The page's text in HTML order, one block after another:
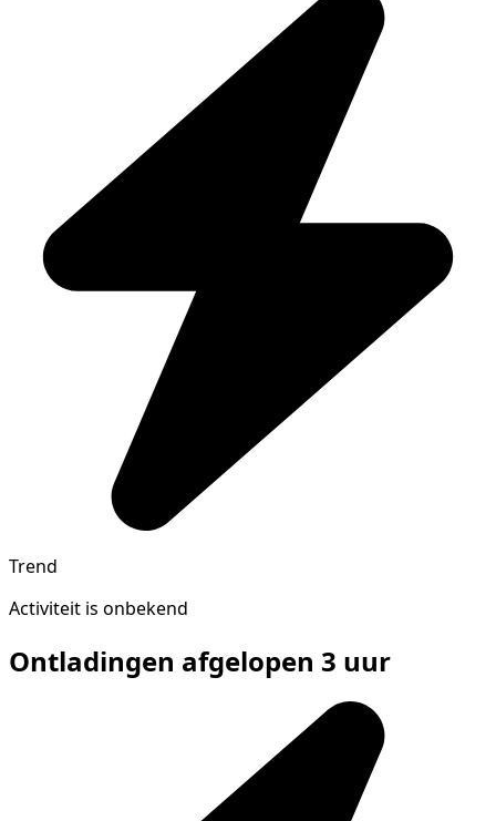
Trend
Activiteit is onbekend
Ontladingen afgelopen 3 uur